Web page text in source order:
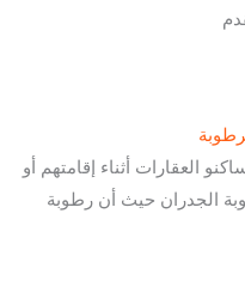
العقارات أثناء إقامتهم أو
الجدران حيث أن رطوبة